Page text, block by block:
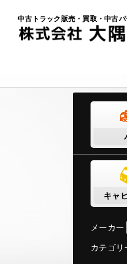
中古トラック販売・買取・中古
キャ
メーカー
カテゴリ